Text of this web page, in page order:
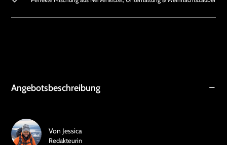
Angebotsbeschreibung
Von Jessica
Redakteurin